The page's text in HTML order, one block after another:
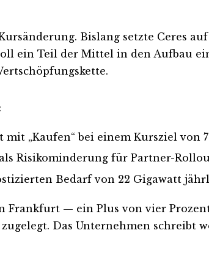
Bislang setzte Ceres
ein Teil der Mittel in den Aufbau
„Kaufen“ bei einem Kursziel von
Risikominderung für Partner-
Bedarf von 22 Gigawatt
Frankfurt — ein Plus von vier
Das Unternehmen